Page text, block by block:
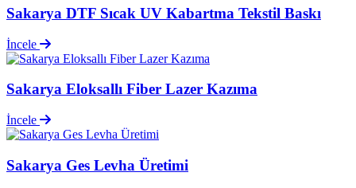
Sakarya DTF Sıcak UV Kabartma Tekstil Baskı
İncele
Sakarya Eloksallı Fiber Lazer Kazıma
İncele
Sakarya Ges Levha Üretimi